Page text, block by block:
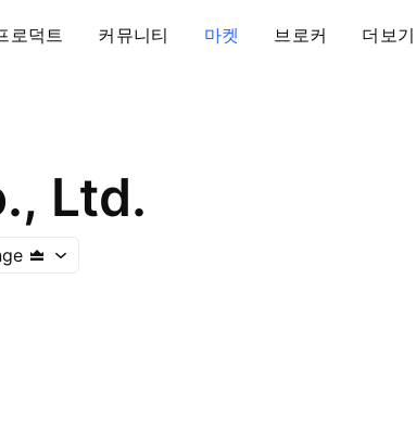
로덕트 커뮤니티 마켓 브로커 더보기
Ltd.